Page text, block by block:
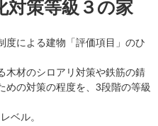
対策等級３の家
度による建物「評価項目」のひ
木材のシロアリ対策や鉄筋の錆
めの対策の程度を、3段階の等級
ベル。